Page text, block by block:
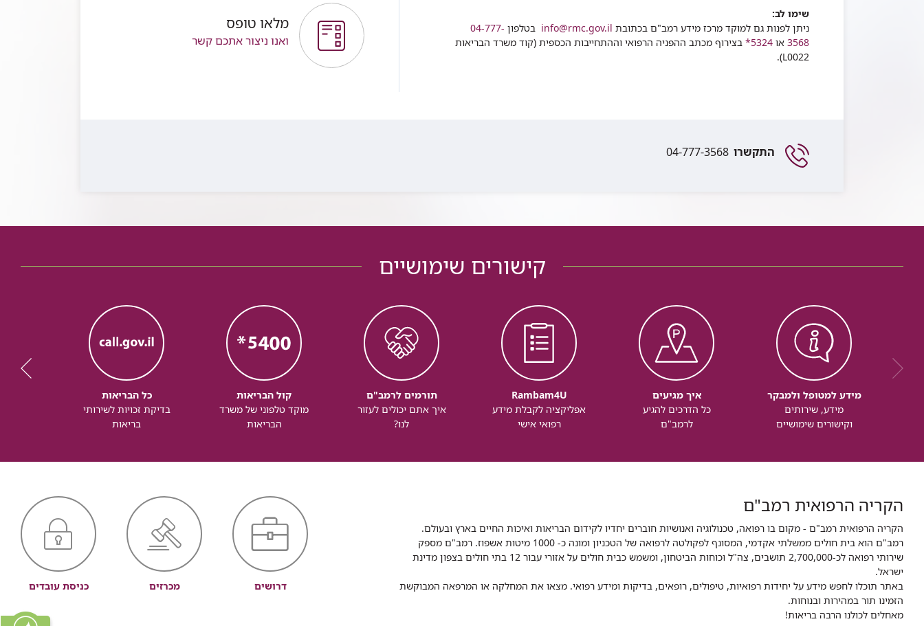
שימו לב:
ניתן לפנות גם למוקד מרכז מידע רמב"ם בכתובת info@rmc.gov.il בטלפון 04-777-
3568 או 5324*
בצירוף מכתב ההפניה הרפואי וההתחייבות הכספית (קוד משרד הבריאות
L0022).
מלאו טופס
ואנו ניצור אתכם קשר
התקשרו 04-777-3568
קישורים שימושיים
מידע למטופל ולמבקר
מידע, שירותים
וקישורים שימושיים
איך מגיעים
כל הדרכים להגיע
לרמב"ם
Rambam4U
אפליקציה לקבלת מידע
רפואי אישי
תורמים לרמב"ם
איך אתם יכולים לעזור
לנו?
קול הבריאות
מוקד טלפוני של משרד
הבריאות
כל הבריאות
בדיקת זכויות לשירותי
בריאות
הקריה הרפואית רמב"ם
הקריה הרפואית רמב"ם - מקום בו רפואה, טכנולוגיה ואנושיות חוברים יחדיו לקידום הבריאות ואיכות החיים בארץ ובעולם.
רמב"ם הוא בית חולים ממשלתי אקדמי, המסונף לפקולטה לרפואה של הטכניון ומונה כ- 1000 מיטות אשפוז. רמב"ם מספק
שירותי רפואה לכ-2,700,000 תושבים, צה"ל וכוחות הביטחון, ומשמש כבית חולים על אזורי עבור 12 בתי חולים בצפון מדינת
ישראל.
באתר תוכלו לחפש מידע על יחידות רפואיות, טיפולים, רופאים, בדיקות ומידע רפואי. מצאו את המחלקה או המרפאה המבוקשת
הזמינו תור במהירות ובנוחות.
מאחלים לכולנו הרבה בריאות!
דרושים מכרזים כניסת עובדים